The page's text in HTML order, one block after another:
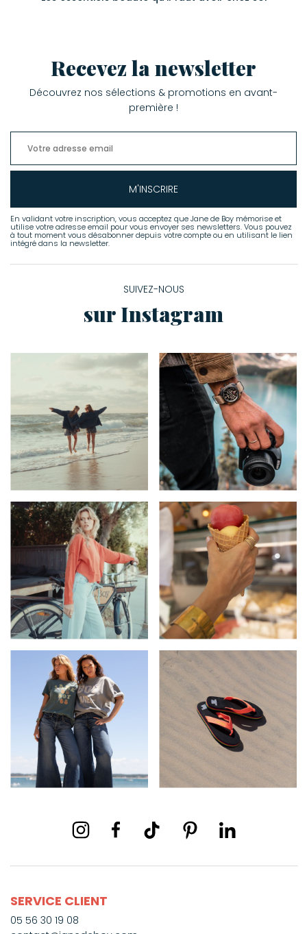
Recevez la newsletter
Découvrez nos sélections & promotions en avant-
première !
M'INSCRIRE
En validant votre inscription, vous acceptez que Jane de Boy mémorise et
utilise votre adresse email pour vous envoyer ses newsletters. Vous pouvez
à tout moment vous désabonner depuis votre compte ou en utilisant le lien
intégré dans la newsletter.
SUIVEZ-NOUS
sur Instagram
SERVICE CLIENT
05 56 30 19 08